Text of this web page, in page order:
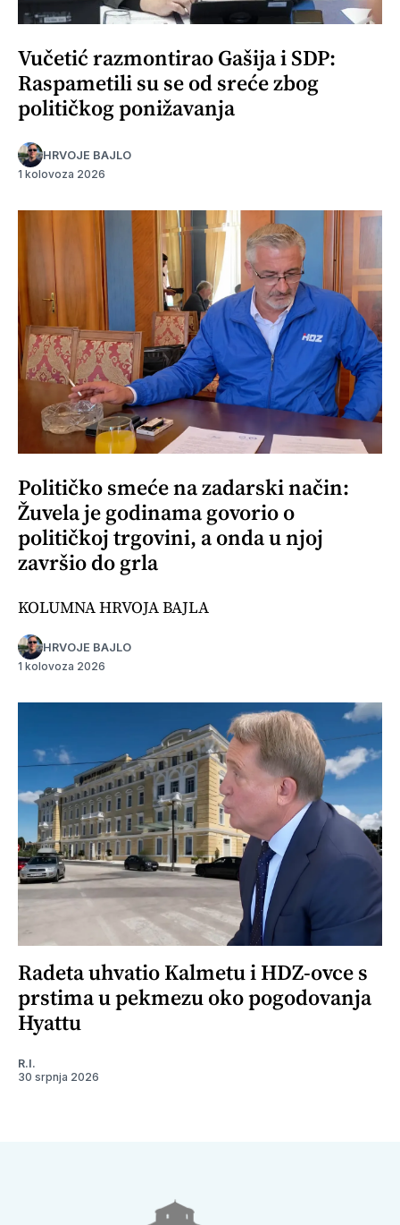
Vučetić razmontirao Gašija i SDP:
Raspametili su se od sreće zbog
političkog ponižavanja
HRVOJE BAJLO
1 kolovoza 2026
Političko smeće na zadarski način:
Žuvela je godinama govorio o
političkoj trgovini, a onda u njoj
završio do grla
KOLUMNA HRVOJA BAJLA
HRVOJE BAJLO
1 kolovoza 2026
Radeta uhvatio Kalmetu i HDZ-ovce s
prstima u pekmezu oko pogodovanja
Hyattu
R.I.
30 srpnja 2026